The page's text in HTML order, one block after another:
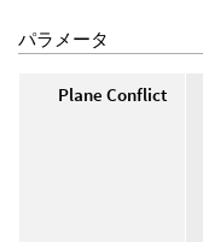
パラメータ
Plane Conflict